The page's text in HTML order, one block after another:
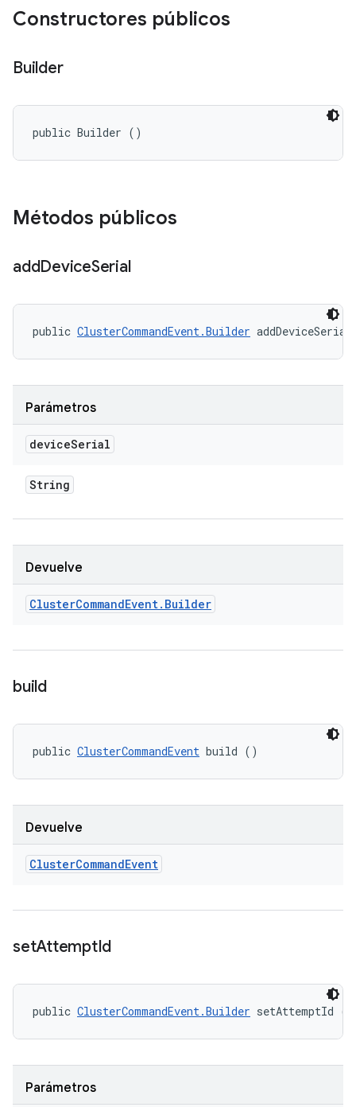
Constructores públicos
Builder
public Builder ()
Métodos públicos
addDeviceSerial
public ClusterCommandEvent.Builder
Parámetros
deviceSerial
String
Devuelve
ClusterCommandEvent. Builder
build
public ClusterCommandEvent build ()
Devuelve
ClusterCommandEvent
setAttemptId
public ClusterCommandEvent.Builder setAttemptId
Parámetros